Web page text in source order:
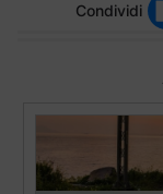
Condividi